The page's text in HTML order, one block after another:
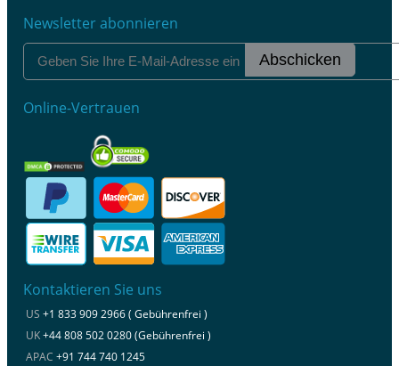
Newsletter abonnieren
Abschicken
Online-Vertrauen
Kontaktieren Sie uns
US +1 833 909 2966 ( Gebührenfrei )
UK+44 808 502 0280 (Gebührenfrei )
APAC +91 744 740 1245